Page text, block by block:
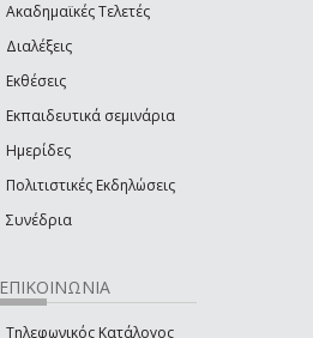
Ακαδημαϊκές Τελετές
Διαλέξεις
Εκθέσεις
Εκπαιδευτικά σεμινάρια
Ημερίδες
Πολιτιστικές Εκδηλώσεις
Συνέδρια
ΕΠΙΚΟΙΝΩΝΙΑ
Τηλεφωνικός Κατάλογος